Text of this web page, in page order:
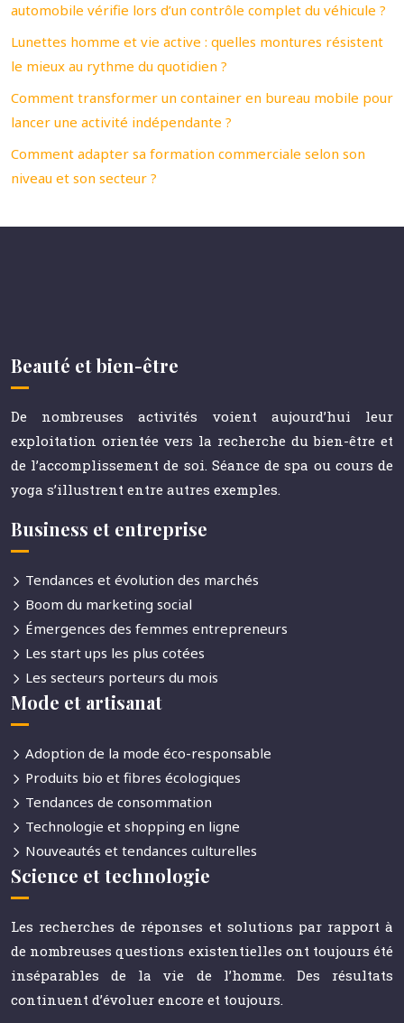
automobile vérifie lors d’un contrôle complet du véhicule ?
Lunettes homme et vie active : quelles montures résistent
le mieux au rythme du quotidien ?
Comment transformer un container en bureau mobile pour
lancer une activité indépendante ?
Comment adapter sa formation commerciale selon son
niveau et son secteur ?
Beauté et bien-être
De nombreuses activités voient aujourd’hui leur
exploitation orientée vers la recherche du bien-être et
de l’accomplissement de soi. Séance de spa ou cours de
yoga s’illustrent entre autres exemples.
Business et entreprise
Tendances et évolution des marchés
Boom du marketing social
Émergences des femmes entrepreneurs
Les start ups les plus cotées
Les secteurs porteurs du mois
Mode et artisanat
Adoption de la mode éco-responsable
Produits bio et fibres écologiques
Tendances de consommation
Technologie et shopping en ligne
Nouveautés et tendances culturelles
Science et technologie
Les recherches de réponses et solutions par rapport à
de nombreuses questions existentielles ont toujours été
inséparables de la vie de l’homme. Des résultats
continuent d’évoluer encore et toujours.